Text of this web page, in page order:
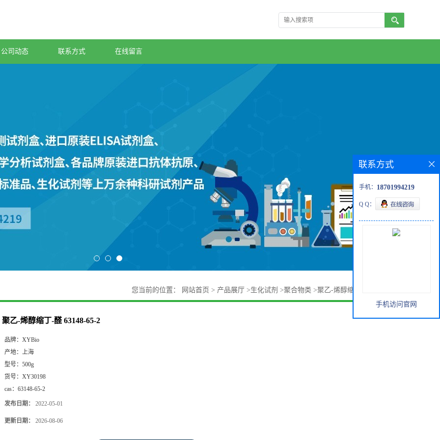
公司动态 联系方式 在线留言
您当前的位置： 网站首页 > 产品展厅 >生化试剂 >聚合物类 >聚乙-烯醇缩丁-醛 63148-65-2
聚乙-烯醇缩丁-醛 63148-65-2
品牌： XYBio
产地： 上海
型号： 500g
货号： XY30198
cas： 63148-65-2
发布日期： 2022-05-01
更新日期： 2026-08-06
联系方式
手机： 18701994219
Q Q：
手机访问官网